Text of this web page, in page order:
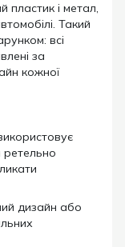
пластик і метал,
Такий
всі
за
кожної
ретельно
дизайн або